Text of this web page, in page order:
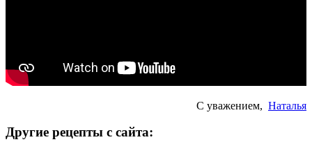
С уважением, Наталья
Другие рецепты с сайта: